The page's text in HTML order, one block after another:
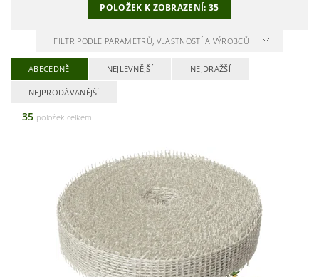
POLOŽEK K ZOBRAZENÍ:35
FILTR PODLE PARAMETRŮ, VLASTNOSTÍ A VÝROBCŮ
ABECEDNĚ NEJLEVNĚJŠÍ NEJDRAŽŠÍ
NEJPRODÁVANĚJŠÍ
35 položek celkem